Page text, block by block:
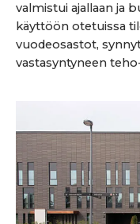
valmistui ajallaan ja
käyttöön otetuissa
vuodeosastot,
vastasyntyneen